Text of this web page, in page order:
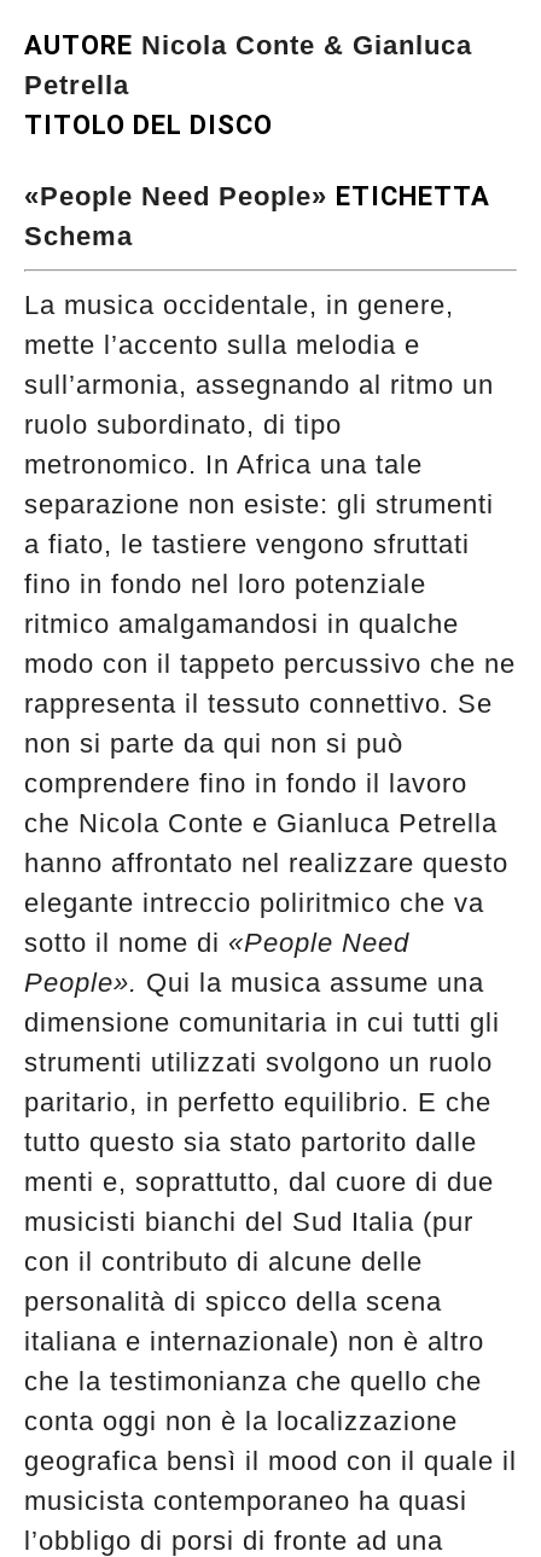
Musica Jazz di luglio 2026 è in
edicola
AUTORE Nicola Conte & Gianluca
Petrella
TITOLO DEL DISCO
«People Need People» ETICHETTA
Schema
La musica occidentale, in genere,
mette l’accento sulla melodia e
sull’armonia, assegnando al ritmo un
ruolo subordinato, di tipo
metronomico. In Africa una tale
separazione non esiste: gli strumenti
a fiato, le tastiere vengono sfruttati
fino in fondo nel loro potenziale
ritmico amalgamandosi in qualche
modo con il tappeto percussivo che ne
rappresenta il tessuto connettivo. Se
non si parte da qui non si può
comprendere fino in fondo il lavoro
che Nicola Conte e Gianluca Petrella
hanno affrontato nel realizzare questo
elegante intreccio poliritmico che va
sotto il nome di «People Need
People». Qui la musica assume una
dimensione comunitaria in cui tutti gli
strumenti utilizzati svolgono un ruolo
paritario, in perfetto equilibrio. E che
tutto questo sia stato partorito dalle
menti e, soprattutto, dal cuore di due
musicisti bianchi del Sud Italia (pur
con il contributo di alcune delle
personalità di spicco della scena
italiana e internazionale) non è altro
che la testimonianza che quello che
conta oggi non è la localizzazione
geografica bensì il mood con il quale il
musicista contemporaneo ha quasi
l’obbligo di porsi di fronte ad una